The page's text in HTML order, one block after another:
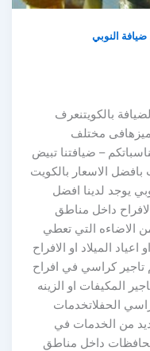
ضيافة النوبي
بالكويتنعرف
مختلف
– ضيافتنا تبيض
الاسعار بالكويت
يوجد لدينا افضل
داخل مناطق
الاضاءه التي تعطي
الميلاد او الافراح
تاجير كراسي في افراح
المكيفات او الزينه
الحفلاتخدمات
من الخدمات في
داخل مناطق